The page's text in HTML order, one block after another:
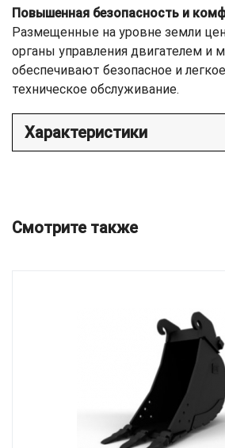
Повышенная безопасность и
Размещенные на уровне земли
органы управления двигателем и
обеспечивают безопасное и
техническое обслуживание.
Характеристики
Смотрите также